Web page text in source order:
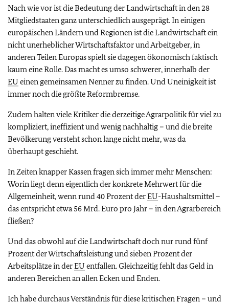
Nach wie vor ist die Bedeutung der Landwirtschaft in den 28
Mitgliedstaaten ganz unterschiedlich ausgeprägt. In einigen
europäischen Ländern und Regionen ist die Landwirtschaft ein
nicht unerheblicher Wirtschaftsfaktor und Arbeitgeber, in
anderen Teilen Europas spielt sie dagegen ökonomisch faktisch
kaum eine Rolle. Das macht es umso schwerer, innerhalb der
EU einen gemeinsamen Nenner zu finden. Und Uneinigkeit ist
immer noch die größte Reformbremse.
Zudem halten viele Kritiker die derzeitige Agrarpolitik für viel zu
kompliziert, ineffizient und wenig nachhaltig – und die breite
Bevölkerung versteht schon lange nicht mehr, was da
überhaupt geschieht.
In Zeiten knapper Kassen fragen sich immer mehr Menschen:
Worin liegt denn eigentlich der konkrete Mehrwert für die
Allgemeinheit, wenn rund 40 Prozent derEU-Haushaltsmittel –
das entspricht etwa 56 Mrd. Euro pro Jahr – in den Agrarbereich
fließen?
Und das obwohl auf die Landwirtschaft doch nur rund fünf
Prozent der Wirtschaftsleistung und sieben Prozent der
Arbeitsplätze in derEU entfallen. Gleichzeitig fehlt das Geld in
anderen Bereichen an allen Ecken und Enden.
Ich habe durchaus Verständnis für diese kritischen Fragen – und